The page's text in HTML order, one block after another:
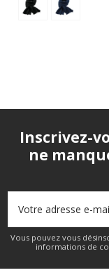
Inscrivez-
ne
Vous pouvez vous
informations de